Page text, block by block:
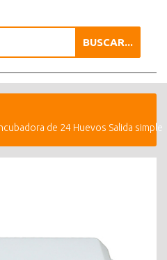
BUSCAR...
de 24 Huevos Salida simple